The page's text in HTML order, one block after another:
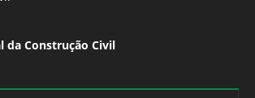
da Construção Civil